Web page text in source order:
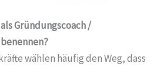
Gründungscoach /
wählen häufig den Weg, dass